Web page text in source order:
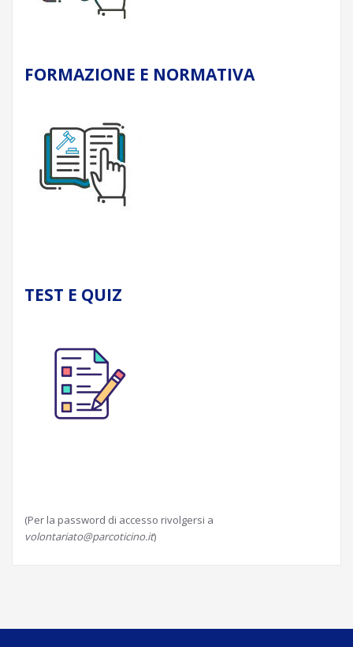
FORMAZIONE E NORMATIVA
TEST E QUIZ
(Per la password di accesso rivolgersi a
volontariato@parcoticino.it)